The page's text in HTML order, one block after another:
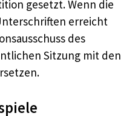
gesetzt. Wenn die
erreicht
des
Sitzung mit den